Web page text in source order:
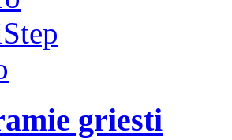
griesti